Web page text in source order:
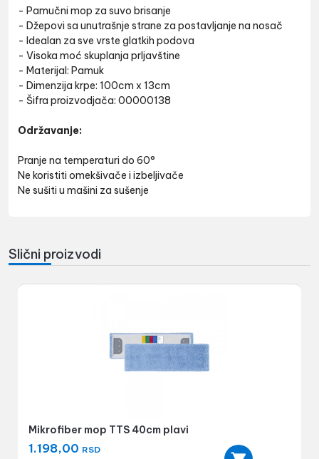
- Pamučni mop za suvo brisanje
- Džepovi sa unutrašnje strane za postavljanje na nosač
- Idealan za sve vrste glatkih podova
- Visoka moć skuplanja prljavštine
- Materijal: Pamuk
- Dimenzija krpe: 100cm x 13cm
- Šifra proizvodjača: 00000138
Održavanje:
Pranje na temperaturi do 60°
Ne koristiti omekšivače i izbeljivače
Ne sušiti u mašini za sušenje
Slični proizvodi
Mikrofiber mop TTS 40cm plavi
1.198,00 RSD